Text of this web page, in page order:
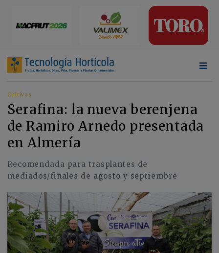
Cultivos
Serafina: la nueva berenjena
de Ramiro Arnedo presentada
en Almería
Recomendada para trasplantes de
mediados/finales de agosto y septiembre